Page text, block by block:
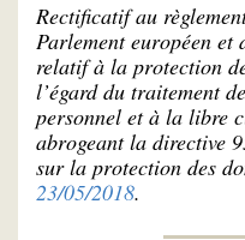
Rectificatif au
Parlement européen
relatif à la protection
l’égard du traitement
personnel et à la libre
abrogeant la directive
sur la protection des
23/05/2018.